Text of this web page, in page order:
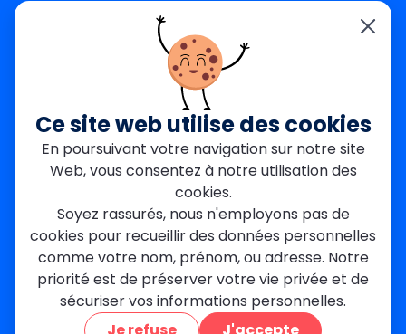
Seine-Saint-Denis
Garges-lès-Gonesse
Val-de-Marne
Dourdan
Mantes-la-Jolie
Créteil
Seine-et-Marne
Contact
01 84 24 42 80
Ce site web utilise des cookies
En poursuivant votre navigation sur notre site
Web, vous consentez à notre utilisation des
cookies.
Soyez rassurés, nous n'employons pas de
cookies pour recueillir des données personnelles
comme votre nom, prénom, ou adresse. Notre
priorité est de préserver votre vie privée et de
sécuriser vos informations personnelles.